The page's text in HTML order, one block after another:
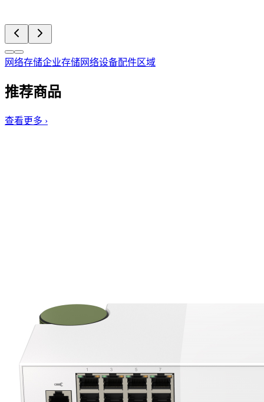
网络存储企业存储网络设备配件区域
推荐商品
查看更多 ›